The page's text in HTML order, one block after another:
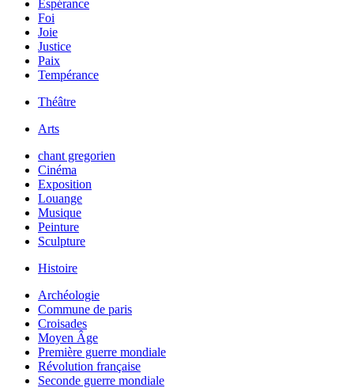
Espérance
Foi
Joie
Justice
Paix
Tempérance
Théâtre
Arts
chant gregorien
Cinéma
Exposition
Louange
Musique
Peinture
Sculpture
Histoire
Archéologie
Commune de paris
Croisades
Moyen Âge
Première guerre mondiale
Révolution française
Seconde guerre mondiale